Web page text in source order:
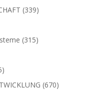
339339
315315
365
Produkte
670670